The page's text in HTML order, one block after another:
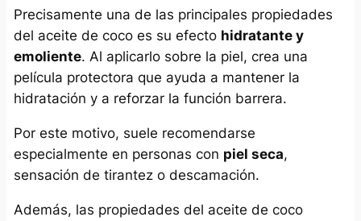
Precisamente una de las principales propiedades
del aceite de coco es su efecto hidratante y
emoliente. Al aplicarlo sobre la piel, crea una
película protectora que ayuda a mantener la
hidratación y a reforzar la función barrera.
Por este motivo, suele recomendarse
especialmente en personas con piel seca,
sensación de tirantez o descamación.
Además, las propiedades del aceite de coco